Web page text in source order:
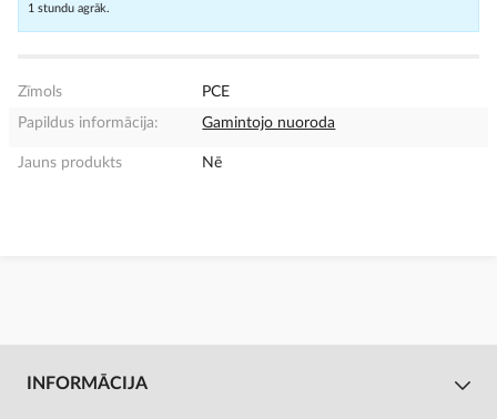
1 stundu agrāk.
Zīmols
PCE
Papildus informācija:
Gamintojo nuoroda
Jauns produkts Nē
INFORMĀCIJA